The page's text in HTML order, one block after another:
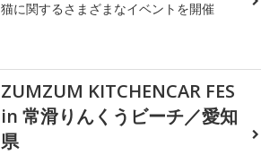
猫に関するさまざまなイベントを開催
ZUMZUM KITCHENCAR FES
in 常滑りんくうビーチ／愛知
県